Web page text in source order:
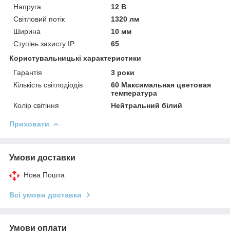
Напруга
12 В
Світловий потік
1320 лм
Ширина
10 мм
Ступінь захисту IP
65
Користувальницькі характеристики
Гарантія
3 роки
Кількість світлодіодів
60 Максимальная цветовая
температура
Колір світіння
Нейтральний білий
Приховати
Умови доставки
Нова Пошта
Всі умови доставки
Умови оплати